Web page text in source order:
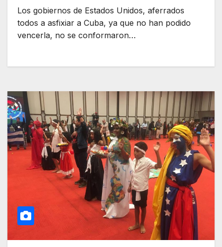
Los gobiernos de Estados Unidos, aferrados
todos a asfixiar a Cuba, ya que no han podido
vencerla, no se conformaron…